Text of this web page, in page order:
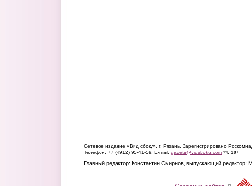
Сетевое издание «Вид сбоку», г. Рязань. Зарегистрировано
Телефон: +7 (4912) 95-41-59. E-mail: gazeta@vidsboku.com(link sends e-
. 18+
Главный редактор: Константин Смирнов, выпускающий редактор: